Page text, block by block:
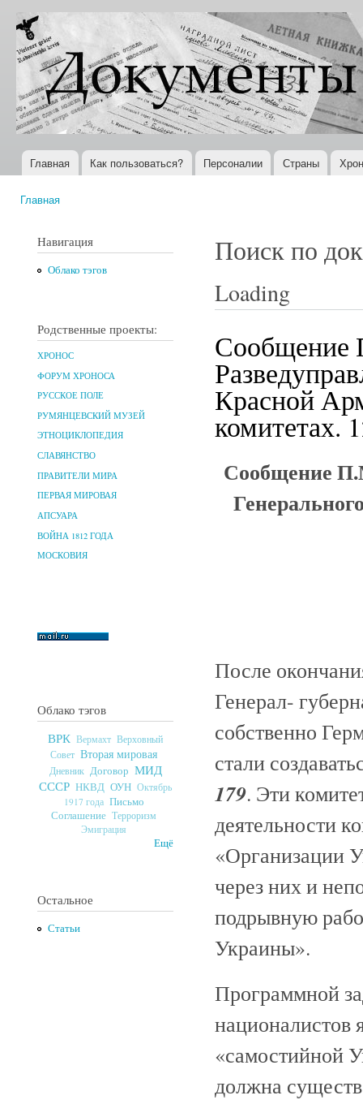
Документы
XX века
Всемирная
история в
Интернете
Главное меню
Главная Как пользоваться? Персоналии Страны
Главная
Навигация
Облако тэгов
Родственные проекты:
ХРОНОС
ФОРУМ ХРОНОСА
РУССКОЕ ПОЛЕ
РУМЯНЦЕВСКИЙ МУЗЕЙ
ЭТНОЦИКЛОПЕДИЯ
СЛАВЯНСТВО
ПРАВИТЕЛИ МИРА
ПЕРВАЯ МИРОВАЯ
АПСУАРА
ВОЙНА 1812 ГОДА
МОСКОВИЯ
Облако тэгов
ВРК Вермахт Верховный
Совет Вторая мировая
Дневник Договор МИД
СССР НКВД ОУН Октябрь
1917 года Письмо
Соглашение Терроризм
Эмиграция
Ещё
Остальное
Статьи
Поиск по
Loading
Сообщение
Красной
комитетах.
Сообщение
После
Генерал-
собственно
стали
179. Эти
деятельности
«Организации
через них и
подрывную
Украины».
Программной
националистов
«самостийной
должна